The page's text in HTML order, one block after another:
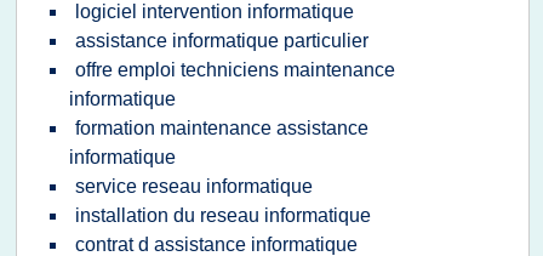
logiciel intervention informatique
assistance informatique particulier
offre emploi techniciens maintenance
informatique
formation maintenance assistance
informatique
service reseau informatique
installation du reseau informatique
contrat d assistance informatique